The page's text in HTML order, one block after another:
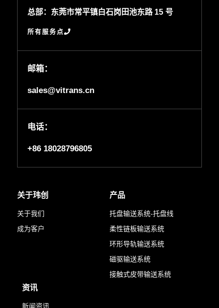
总部：东莞市常平镇白石岗田池东路 15 号
所有服务点
邮箱：
sales@vitrans.cn
电话：
+86 18028796805
关于玮创
关于我们
成为客户
产品
托盘输送系统-托盘线
柔性链板输送系统
环形导轨输送系统
磁驱输送系统
接触式皮带输送系统
资讯
新闻资讯